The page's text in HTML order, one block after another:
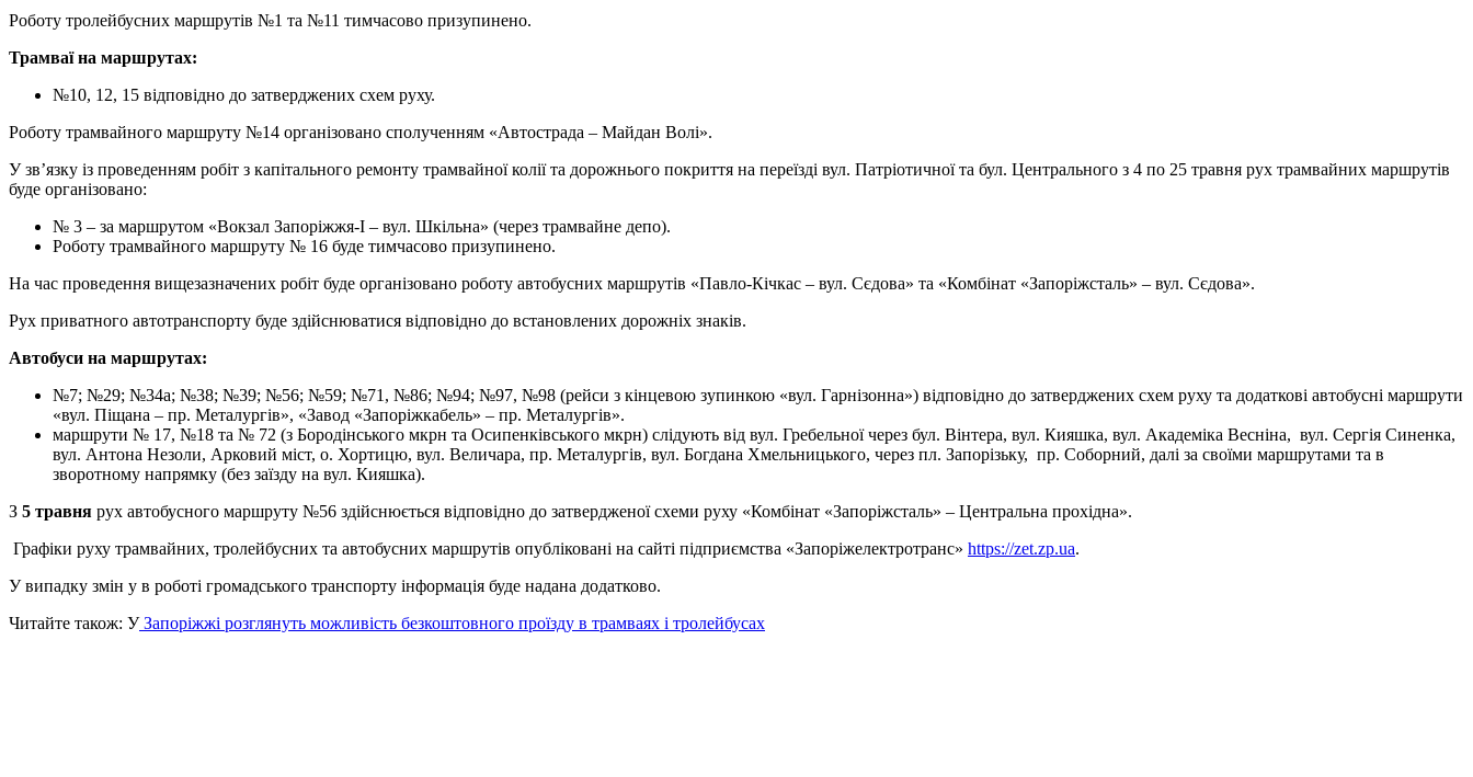
Роботу тролейбусних маршрутів №1 та №11 тимчасово призупинено.
Трамваї на маршрутах:
№10, 12, 15 відповідно до затверджених схем руху.
Роботу трамвайного маршруту №14 організовано сполученням «Автострада – Майдан Волі».
У зв’язку із проведенням робіт з капітального ремонту трамвайної колії та дорожнього покриття на переїзді вул. Патріотичної та бул. Центрального з 4 по 25 травня рух трамвайних маршрутів
буде організовано:
№ 3 – за маршрутом «Вокзал Запоріжжя-І – вул. Шкільна» (через трамвайне депо).
Роботу трамвайного маршруту № 16 буде тимчасово призупинено.
На час проведення вищезазначених робіт буде організовано роботу автобусних маршрутів «Павло-Кічкас – вул. Сєдова» та «Комбінат «Запоріжсталь» – вул. Сєдова».
Рух приватного автотранспорту буде здійснюватися відповідно до встановлених дорожніх знаків.
Автобуси на маршрутах:
№7; №29; №34а; №38; №39; №56; №59; №71, №86; №94; №97, №98 (рейси з кінцевою зупинкою «вул. Гарнізонна») відповідно до затверджених схем руху та додаткові автобусні маршрути
«вул. Піщана – пр. Металургів», «Завод «Запоріжкабель» – пр. Металургів».
маршрути № 17, №18 та № 72 (з Бородінського мкрн та Осипенківського мкрн) слідують від вул. Гребельної через бул. Вінтера, вул. Кияшка, вул. Академіка Весніна, вул. Сергія Синенка,
вул. Антона Незоли, Арковий міст, о. Хортицю, вул. Величара, пр. Металургів, вул. Богдана Хмельницького, через пл. Запорізьку, пр. Соборний, далі за своїми маршрутами та в
зворотному напрямку (без заїзду на вул. Кияшка).
З 5 травня рух автобусного маршруту №56 здійснюється відповідно до затвердженої схеми руху «Комбінат «Запоріжсталь» – Центральна прохідна».
Графіки руху трамвайних, тролейбусних та автобусних маршрутів опубліковані на сайті підприємства «Запоріжелектротранс» https://zet.zp.ua.
У випадку змін у в роботі громадського транспорту інформація буде надана додатково.
Читайте також: УЗапоріжжі розглянуть можливість безкоштовного проїзду в трамваях і тролейбусах